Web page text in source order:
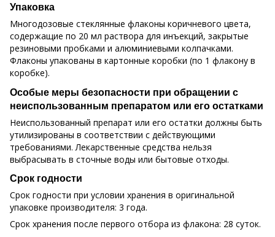
Упаковка
Многодозовые стеклянные флаконы коричневого цвета,
содержащие по 20 мл раствора для инъекций, закрытые
резиновыми пробками и алюминиевыми колпачками.
Флаконы упакованы в картонные коробки (по 1 флакону в
коробке).
Особые меры безопасности при обращении с
неиспользованным препаратом или его остатками
Неиспользованный препарат или его остатки должны быть
утилизированы в соответствии с действующими
требованиями. Лекарственные средства нельзя
выбрасывать в сточные воды или бытовые отходы.
Срок годности
Срок годности при условии хранения в оригинальной
упаковке производителя: 3 года.
Срок хранения после первого отбора из флакона: 28 суток.